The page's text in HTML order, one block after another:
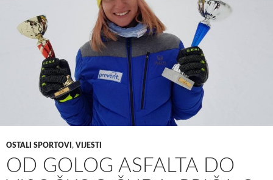
OSTALI SPORTOVI , VIJESTI
OD GOLOG ASFALTA DO